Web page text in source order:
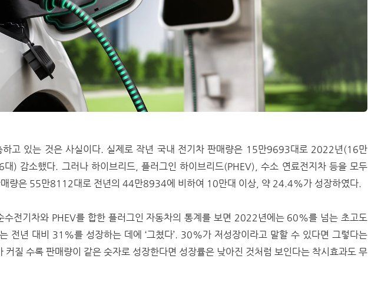
하고 있는 것은 사실이다. 실제로 작년 국내 전기차 판매량은 15만9693대로 2022년(16만
) 감소했다. 그러나 하이브리드, 플러그인 하이브리드(PHEV), 수소 연료전지차 등을 모두
매량은 55만8112대로 전년의 44만8934에 비하여 10만대 이상, 약 24.4%가 성장하였다.
수전기차와 PHEV를 합한 플러그인 자동차의 통계를 보면 2022년에는 60%를 넘는 초고도
전년 대비 31%를 성장하는 데에 ‘그쳤다’. 30%가 저성장이라고 말할 수 있다면 그렇다는
커질 수록 판매량이 같은 숫자로 성장한다면 성장률은 낮아진 것처럼 보인다는 착시효과도 무